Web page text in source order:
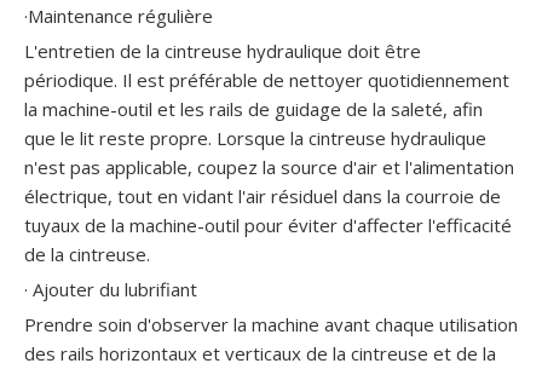
·Maintenance régulière
L'entretien de la cintreuse hydraulique doit être
périodique. Il est préférable de nettoyer quotidiennement
la machine-outil et les rails de guidage de la saleté, afin
que le lit reste propre. Lorsque la cintreuse hydraulique
n'est pas applicable, coupez la source d'air et l'alimentation
électrique, tout en vidant l'air résiduel dans la courroie de
tuyaux de la machine-outil pour éviter d'affecter l'efficacité
de la cintreuse.
· Ajouter du lubrifiant
Prendre soin d'observer la machine avant chaque utilisation
des rails horizontaux et verticaux de la cintreuse et de la